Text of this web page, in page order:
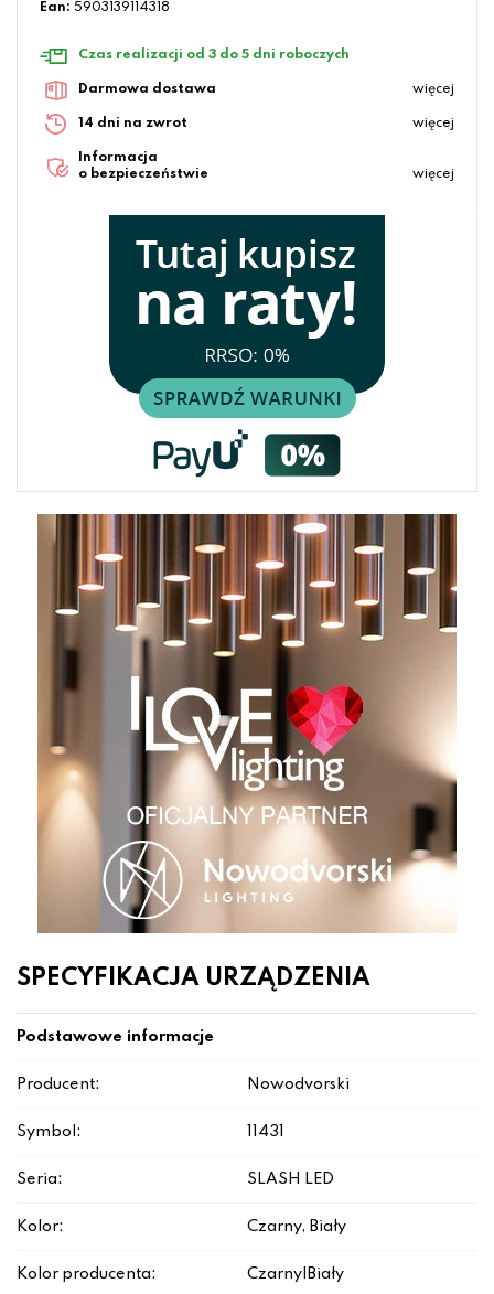
Ean: 5903139114318
Czas realizacji od 3 do 5 dni roboczych
Darmowa dostawa więcej
14 dni na zwrot więcej
Informacja
o bezpieczeństwie
więcej
SPECYFIKACJA URZĄDZENIA
Podstawowe informacje
Producent: Nowodvorski
Symbol: 11431
Seria: SLASH LED
Kolor: Czarny, Biały
Kolor producenta: Czarny|Biały